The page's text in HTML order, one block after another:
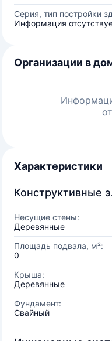
Серия, тип постройки
Информация
Организации в
Характеристики
Конструктивные
Несущие стены:
Деревянные
Площадь подвала, м²:
0
Крыша:
Деревянные
Фундамент:
Свайный